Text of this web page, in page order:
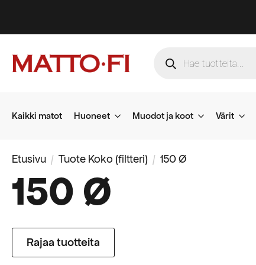
search
Kaikki matot Huoneet Muodot ja koot Värit
Etusivu Tuote Koko (filtteri) 150 Ø
150 Ø
Rajaa tuotteita